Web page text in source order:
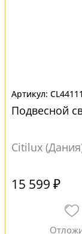
Подвесной
Citilux
15 599 ₽